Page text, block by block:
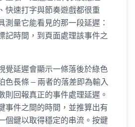
快速打字與節奏遊戲都很重
測量它能看見的那一段延遲：
記時間，到頁面處理該事件之
覺延遲會顯示一條落後於綠色
色長條 — 兩者的落差即為輸入
則回報真正的事件處理延遲。
事件之間的時間，並推算出有
個鍵以取得穩定的串流。按鍵